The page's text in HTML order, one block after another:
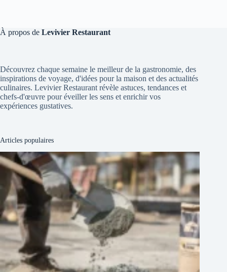
À propos de Levivier Restaurant
Découvrez chaque semaine le meilleur de la gastronomie, des
inspirations de voyage, d'idées pour la maison et des actualités
culinaires. Levivier Restaurant révèle astuces, tendances et
chefs-d'œuvre pour éveiller les sens et enrichir vos
expériences gustatives.
Articles populaires